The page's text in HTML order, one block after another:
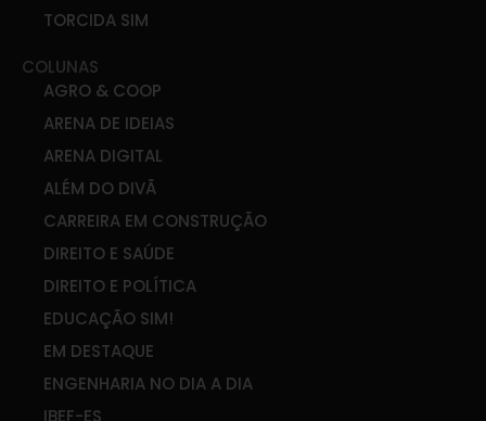
TORCIDA SIM
COLUNAS
AGRO & COOP
ARENA DE IDEIAS
ARENA DIGITAL
ALÉM DO DIVÃ
CARREIRA EM CONSTRUÇÃO
DIREITO E SAÚDE
DIREITO E POLÍTICA
EDUCAÇÃO SIM!
EM DESTAQUE
ENGENHARIA NO DIA A DIA
IBEF-ES